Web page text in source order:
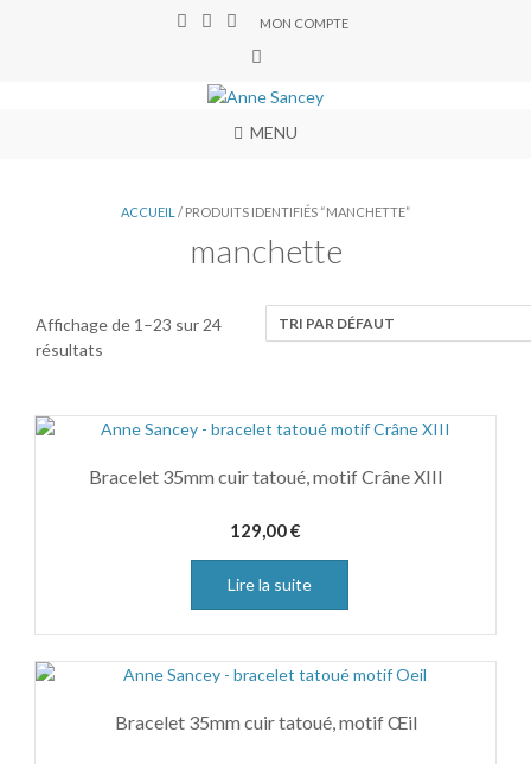
MON COMPTE
MENU
ACCUEIL / PRODUITS IDENTIFIÉS “MANCHETTE”
manchette
Affichage de 1–23 sur 24
résultats
Bracelet 35mm cuir tatoué, motif Crâne XIII
129,00€
Lire la suite
Bracelet 35mm cuir tatoué, motif Œil